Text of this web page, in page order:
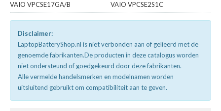
VAIO VPCSE17GA/B
VAIO VPCSE2S1C
Disclaimer:
LaptopBatteryShop.nl is niet verbonden aan of gelieerd met de
genoemde fabrikanten.De producten in deze catalogus worden
niet ondersteund of goedgekeurd door deze fabrikanten.
Alle vermelde handelsmerken en modelnamen worden
uitsluitend gebruikt om compatibiliteit aan te geven.